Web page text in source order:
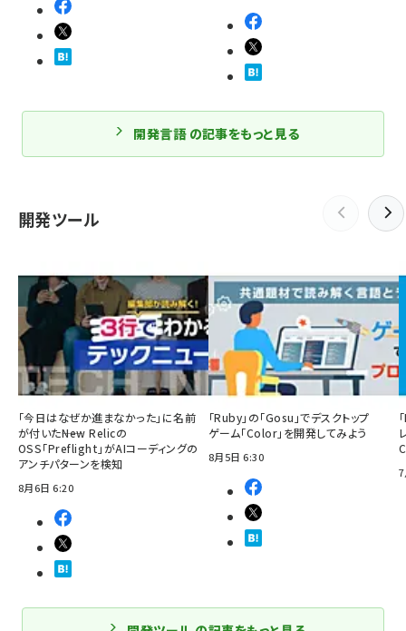
開発言語 の記事をもっと見る
開発ツール
「今日はなぜか進まなかった」に名前
が付いた――New Relicの
OSS「Preflight」がAIコーディングの
アンチパターンを検知
8月6日 6:20
「Ruby」の「Gosu」でデスクトップ
ゲーム「Color」を開発してみよう
8月5日 6:30